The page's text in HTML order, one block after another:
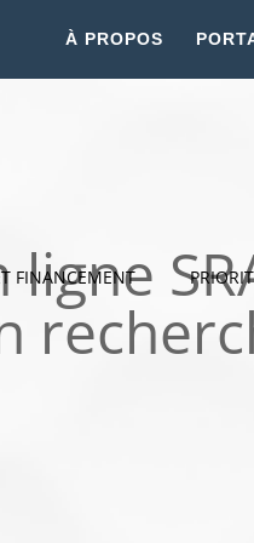
À PROPOS
FINANCEMENT
ligne